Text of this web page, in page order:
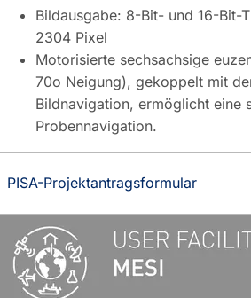
Bildausgabe: 8-Bit- und 16-Bit-
2304 Pixel
Motorisierte sechsachsige
70o Neigung), gekoppelt mit
Bildnavigation, ermöglicht eine
Probennavigation.
PISA-Projektantragsformular